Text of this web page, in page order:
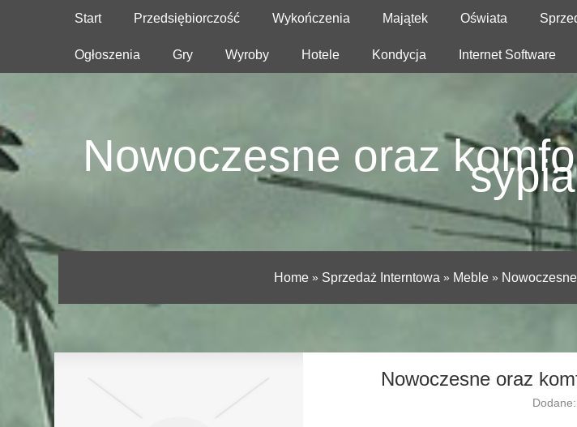
Start Przedsiębiorczość Wykończenia Majątek Oświata
Ogłoszenia Gry Wyroby Hotele Kondycja Internet Software
Nowoczesne oraz
Home» Sprzedaż Interntowa » Meble»
Nowoczesne oraz